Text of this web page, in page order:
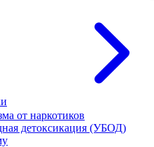
от наркотиков
детоксикация (УБОД)